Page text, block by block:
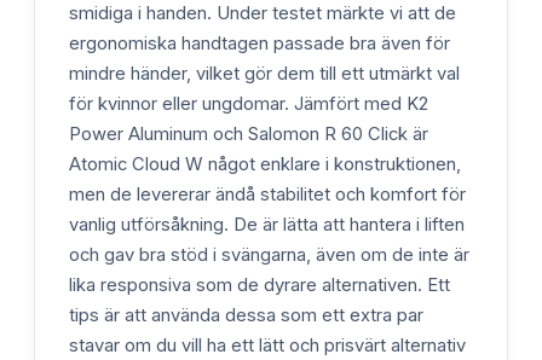
smidiga i handen. Under testet märkte vi att de
ergonomiska handtagen passade bra även för
mindre händer, vilket gör dem till ett utmärkt val
för kvinnor eller ungdomar. Jämfört med K2
Power Aluminum och Salomon R 60 Click är
Atomic Cloud W något enklare i konstruktionen,
men de levererar ändå stabilitet och komfort för
vanlig utförsåkning. De är lätta att hantera i liften
och gav bra stöd i svängarna, även om de inte är
lika responsiva som de dyrare alternativen. Ett
tips är att använda dessa som ett extra par
stavar om du vill ha ett lätt och prisvärt alternativ